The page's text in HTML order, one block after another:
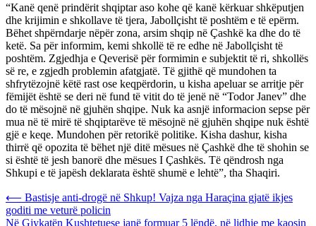
“Kanë qenë prindërit shqiptar aso kohe që kanë kërkuar shkëputjen
dhe krijimin e shkollave të tjera, Jabollçisht të poshtëm e të epërm.
Bëhet shpërndarje nëpër zona, arsim shqip në Çashkë ka dhe do të
ketë. Sa për informim, kemi shkollë të re edhe në Jabollçisht të
poshtëm. Zgjedhja e Qeverisë për formimin e subjektit të ri, shkollës
së re, e zgjedh problemin afatgjatë. Të gjithë që mundohen ta
shfrytëzojnë këtë rast ose keqpërdorin, u kisha apeluar se arritje për
fëmijët është se deri në fund të vitit do të jenë në “Todor Janev” dhe
do të mësojnë në gjuhën shqipe. Nuk ka asnjë informacion sepse për
mua në të mirë të shqiptarëve të mësojnë në gjuhën shqipe nuk është
gjë e keqe. Mundohen për retorikë politike. Kisha dashur, kisha
thirrë që opozita të bëhet një ditë mësues në Çashkë dhe të shohin se
si është të jesh banorë dhe mësues I Çashkës. Të qëndrosh nga
Shkupi e të japësh deklarata është shumë e lehtë”, tha Shaqiri.
Post
navigation
⟵ Bastisje anti-drogë në Shkup! Vajza nga Haraçina gjatë ikjes
goditi me veturë policin
Në Gjykatën Kushtetuese janë formuar 5 lëndë, në lidhje me kaosin